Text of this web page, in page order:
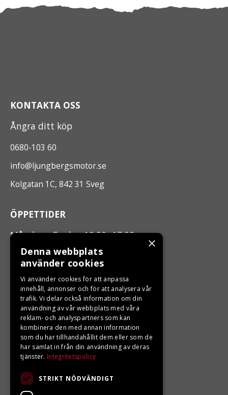
KONTAKTA OSS
Ångra ditt köp
0680-103 60
info@ljungbergsmotor.se
Kolgatan 1C, 842 31 Sveg
ÖPPETTIDER
Måndag - Fredag 10.00 -17.00
LJUNGBERGS MOTOR
Din BRP återförsäljare i Sveg!
×
Denna webbplats
använder cookies
Vi använder cookies för att anpassa
innehåll, annonser och för att analysera vår
trafik. Vi delar också information om din
användning av vår webbplats med våra
reklam- och analyspartners som kan
kombinera den med annan information
som du har tillhandahållit dem eller som de
har samlat in från din användning av deras
tjänster. Integritetspolicy
STRIKT NÖDVÄNDIGT